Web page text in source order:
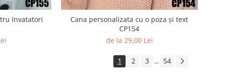
Invatatori
Cana personalizata cu o poza și text
CP154
de la 29,00 Lei
1 2 3 ... 54